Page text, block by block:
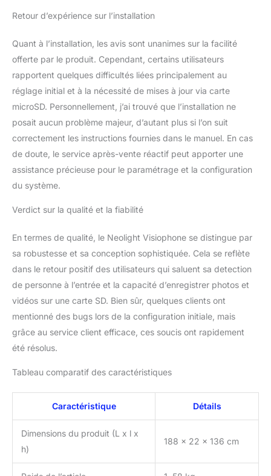
interphone. ✔
CAMERA - Grâce à
l'application mobile
professionnelle Neolight
APP, recevez des
notifications push à
chaque mouvement ou
appel, consultez les
archives et ouvrez les
serrures et les portails à
combinaison de
externe vous permet de
à tout moment. ✔
INSTALLATION ET
CONNECTIVITÉ FACILES
- Le kit de portier vidéo
universel Neolight utilise
la dernière technologie à
2 fils, ce qui signifie que
seuls 2 fils sont
l'alimentation. Cela
permet de connecter
directement l'interphone
filaire et le panneau,
facilitant ainsi
l'installation d'un
nouveau système
Retour d’expérience sur l’installation
Quant à l’installation, les avis sont unanimes sur la facilité
offerte par le produit. Cependant, certains utilisateurs
rapportent quelques difficultés liées principalement au
réglage initial et à la nécessité de mises à jour via carte
microSD. Personnellement, j’ai trouvé que l’installation ne
posait aucun problème majeur, d’autant plus si l’on suit
correctement les instructions fournies dans le manuel. En cas
de doute, le service après-vente réactif peut apporter une
assistance précieuse pour le paramétrage et la configuration
du système.
Verdict sur la qualité et la fiabilité
En termes de qualité, le Neolight Visiophone se distingue par
sa robustesse et sa conception sophistiquée. Cela se reflète
dans le retour positif des utilisateurs qui saluent sa detection
de personne à l’entrée et la capacité d’enregistrer photos et
vidéos sur une carte SD. Bien sûr, quelques clients ont
mentionné des bugs lors de la configuration initiale, mais
grâce au service client efficace, ces soucis ont rapidement
été résolus.
Tableau comparatif des caractéristiques
Caractéristique Détails
Dimensions du produit (L x l x
h)
188 x 22 x 136 cm